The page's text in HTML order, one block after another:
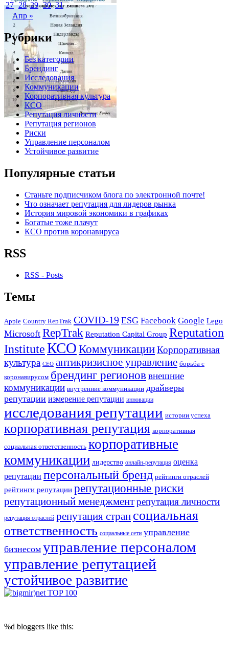
Architecture
27 28 29 30 31
Апр »
Рубрики
Без категории
Брендинг
Исследования
Коммуникации
Корпоративная культура
КСО
Репутация личности
Репутация регионов
Риски
Управление персоналом
Устойчивое развитие
Популярные статьи
Станьте подписчиком блога по электронной почте!
Что означает репутация для лидеров рынка
История мировой экономики в графиках
Богатые тоже плачут
КСО против коронавируса
RSS
RSS - Posts
Темы
Apple Country RepTrak COVID-19 ESG Facebook Google Lego
Microsoft RepTrak Reputation Capital Group Reputation
InstituteКСО КоммуникацииКорпоративная
культура СЕО антикризисное управление борьба с
коронавирусом брендинг регионов внешние
коммуникации внутренние коммуникации драйверы
репутации измерение репутации инновации
исследования репутации истории успеха
корпоративная репутация корпоративная
социальная ответственность корпоративные
коммуникации лидерство онлайн-репутация оценка
репутации персональный бренд рейтинги отраслей
рейтинги репутации репутационные риски
репутационный менеджментрепутация личности
репутация отраслей репутация стран социальная
ответственность социальные сети управление
бизнесом управление персоналом
управление репутацией
устойчивое развитие
%d bloggers like this: